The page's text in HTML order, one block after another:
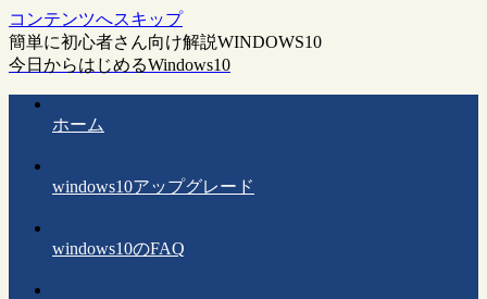
コンテンツへスキップ
簡単に初心者さん向け解説WINDOWS10
今日からはじめるWindows10
ホーム
windows10アップグレード
windows10のFAQ